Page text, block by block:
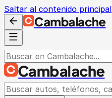
Saltar al contenido principal
Cambalache
Cambalache